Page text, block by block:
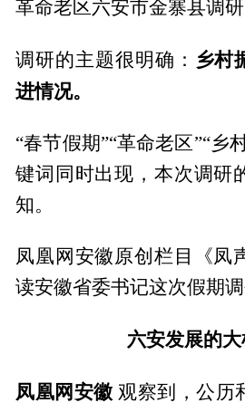
革命老区六安市金寨县调研
调研的主题很明确： 乡村
进情况。
“春节假期”“革命老区”“乡
键词同时出现，本次调研
知。
凤凰网安徽原创栏目《凤
读安徽省委书记这次假期调
六安发展的
凤凰网安徽 观察到，公历